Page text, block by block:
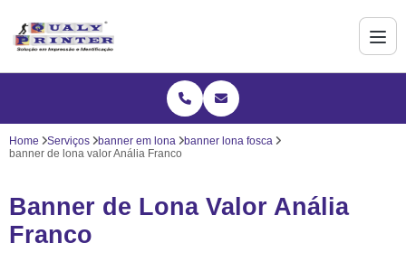
Home Serviços banner em lona
banner lona fosca
banner de lona valor Anália Franco
Banner de Lona Valor Anália
Franco